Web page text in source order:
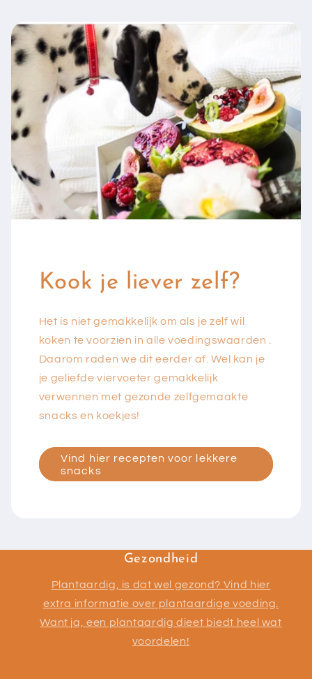
Kook je liever zelf?
Het is niet gemakkelijk om als je zelf wil
koken te voorzien in alle voedingswaarden .
Daarom raden we dit eerder af. Wel kan je
je geliefde viervoeter gemakkelijk
verwennen met gezonde zelfgemaakte
snacks en koekjes!
Vind hier recepten voor lekkere
snacks
Gezondheid
Plantaardig, is dat wel gezond? Vind hier
extra informatie over plantaardige voeding.
Want ja, een plantaardig dieet biedt heel wat
voordelen!